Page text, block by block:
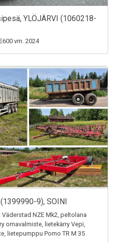
YLÖJÄRVI (1060218-
vm. 2024
9), SOINI
NZE Mk2, peltolana
omavalmiste, lietekärry Vepi,
lietepumppu Pomo TR M 35